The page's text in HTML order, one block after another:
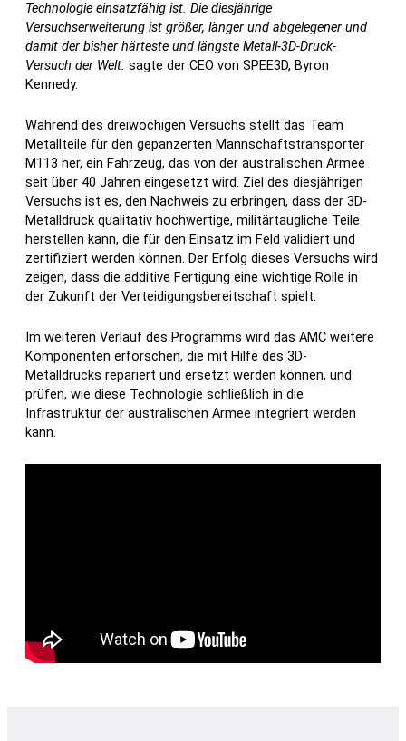
Technologie einsatzfähig ist. Die diesjährige
Versuchserweiterung ist größer, länger und abgelegener und
damit der bisher härteste und längste Metall-3D-Druck-
Versuch der Welt. sagte der CEO von SPEE3D, Byron
Kennedy.
Während des dreiwöchigen Versuchs stellt das Team
Metallteile für den gepanzerten Mannschaftstransporter
M113 her, ein Fahrzeug, das von der australischen Armee
seit über 40 Jahren eingesetzt wird. Ziel des diesjährigen
Versuchs ist es, den Nachweis zu erbringen, dass der 3D-
Metalldruck qualitativ hochwertige, militärtaugliche Teile
herstellen kann, die für den Einsatz im Feld validiert und
zertifiziert werden können. Der Erfolg dieses Versuchs wird
zeigen, dass die additive Fertigung eine wichtige Rolle in
der Zukunft der Verteidigungsbereitschaft spielt.
Im weiteren Verlauf des Programms wird das AMC weitere
Komponenten erforschen, die mit Hilfe des 3D-
Metalldrucks repariert und ersetzt werden können, und
prüfen, wie diese Technologie schließlich in die
Infrastruktur der australischen Armee integriert werden
kann.